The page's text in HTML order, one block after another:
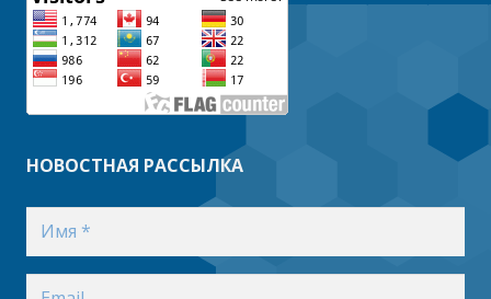
НОВОСТНАЯ РАССЫЛКА